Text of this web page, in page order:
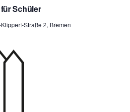
Schüler
Straße 2, Bremen